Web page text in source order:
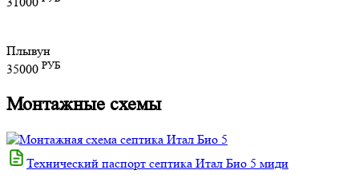
Плывун
35000 РУБ
Монтажные схемы
Технический паспорт септика Итал Био 5 миди